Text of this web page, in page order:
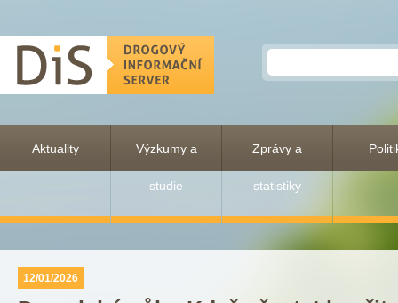
DiS - drogový informační server
12/01/2026
Aktuality Výzkumy a
studie
Zprávy a
statistiky